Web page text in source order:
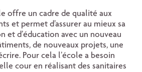
offre un cadre de qualité aux
et permet d’assurer au mieux sa
et d’éducation avec un nouveau
de nouveaux projets, une
Pour cela l’école a besoin
cour en réalisant des sanitaires